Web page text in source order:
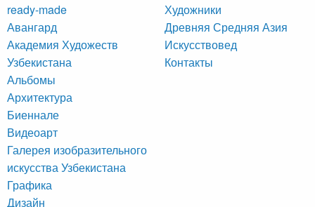
ready-made
Авангард
Академия Художеств
Узбекистана
Альбомы
Архитектура
Биеннале
Видеоарт
Галерея изобразительного
искусства Узбекистана
Графика
Дизайн
Художники
Древняя Средняя Азия
Искусствовед
Контакты